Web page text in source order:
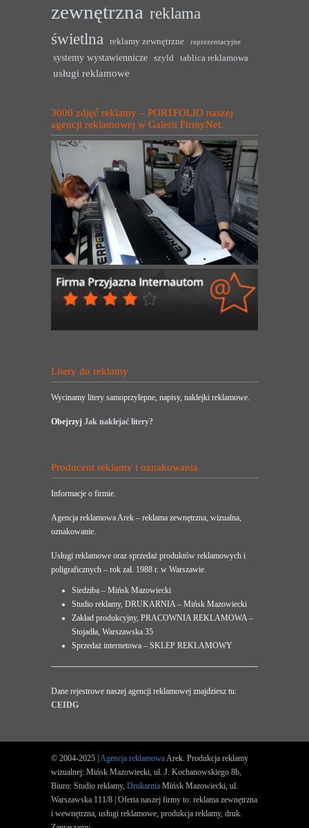
zewnętrzna reklama
świetlna
reklamy zewnętrzne reprezentacyjne
systemy wystawiennicze szyld tablica reklamowa
usługi reklamowe
3000 zdjęć reklamy – PORTFOLIO naszej
agencji reklamowej w Galerii FirmyNet.
Litery do reklamy
Wycinamy litery samoprzylepne, napisy, naklejki reklamowe.
Obejrzyj Jak naklejać litery?
Producent reklamy i oznakowania
Informacje o firmie.
Agencja reklamowa Arek – reklama zewnętrzna, wizualna,
oznakowanie.
Usługi reklamowe oraz sprzedaż produktów reklamowych i
poligraficznych – rok zał. 1988 r. w Warszawie.
Siedziba – Mińsk Mazowiecki
Studio reklamy, DRUKARNIA – Mińsk Mazowiecki
Zakład produkcyjny, PRACOWNIA REKLAMOWA –
Stojadła, Warszawska 35
Sprzedaż internetowa – SKLEP REKLAMOWY
Dane rejestrowe naszej agencji reklamowej znajdziesz tu:
CEIDG
© 2004-2025 | Agencja reklamowaArek. Produkcja reklamy
wizualnej: Mińsk Mazowiecki, ul. J. Kochanowskiego 8b,
Biuro: Studio reklamy, Drukarnia Mińsk Mazowiecki, ul.
Warszawska 111/8 | Oferta naszej firmy to: reklama zewnętrzna
i wewnętrzna, usługi reklamowe, produkcja reklamy, druk.